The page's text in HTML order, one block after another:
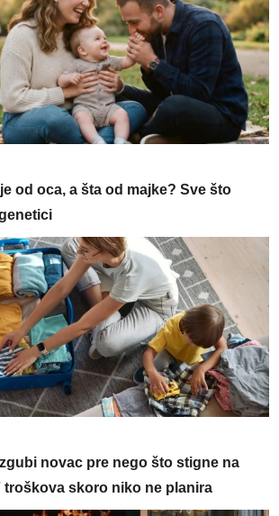
od oca, a šta od majke? Sve što
novac pre nego što stigne na
troškova skoro niko ne planira